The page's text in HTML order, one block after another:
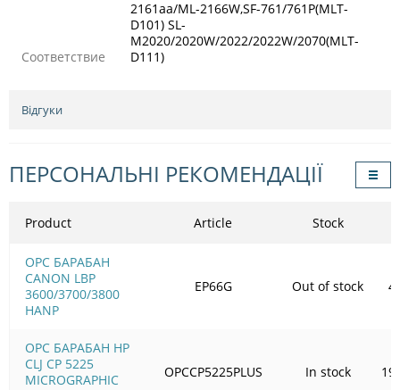
Соответствие
2161aa/ML-2166W,SF-761/761P(MLT-
D101) SL-
M2020/2020W/2022/2022W/2070(MLT-
D111)
Відгуки
ПЕРСОНАЛЬНІ РЕКОМЕНДАЦІЇ
Product
OPC БАРАБАН
CANON LBP
3600/3700/3800
HANP
OPC БАРАБАН HP
CLJ CP 5225
MICROGRAPHIC
Article Stock
EP66G Out of stock
OPCCP5225PLUS In stock